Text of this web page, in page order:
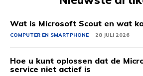
Wat is Microsoft Scout en wat
COMPUTER EN SMARTPHONE 28 JULI 2026
Hoe u kunt oplossen dat de
service niet actief is